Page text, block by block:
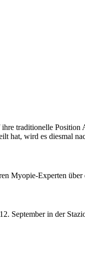
traditionelle Position
hat, wird es diesmal
Myopie-Experten
September in der